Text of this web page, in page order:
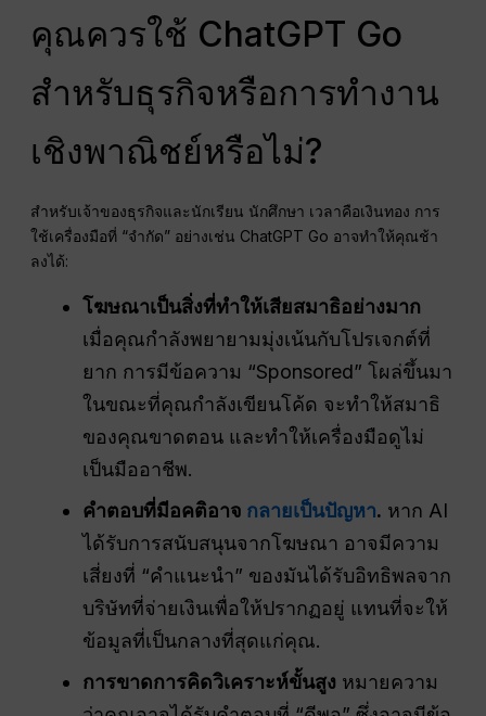
คุณควรใช้ ChatGPT Go
สำหรับธุรกิจหรือการทำงาน
เชิงพาณิชย์หรือไม่?
สำหรับเจ้าของธุรกิจและนักเรียน นักศึกษา เวลาคือเงินทอง การ
ใช้เครื่องมือที่ “จำกัด” อย่างเช่น ChatGPT Go อาจทำให้คุณช้า
ลงได้:
โฆษณาเป็นสิ่งที่ทำให้เสียสมาธิอย่างมาก
เมื่อคุณกำลังพยายามมุ่งเน้นกับโปรเจกต์ที่
ยาก การมีข้อความ “Sponsored” โผล่ขึ้นมา
ในขณะที่คุณกำลังเขียนโค้ด จะทำให้สมาธิ
ของคุณขาดตอน และทำให้เครื่องมือดูไม่
เป็นมืออาชีพ.
คำตอบที่มีอคติอาจ กลายเป็นปัญหา. หาก AI
ได้รับการสนับสนุนจากโฆษณา อาจมีความ
เสี่ยงที่ “คำแนะนำ” ของมันได้รับอิทธิพลจาก
บริษัทที่จ่ายเงินเพื่อให้ปรากฏอยู่ แทนที่จะให้
ข้อมูลที่เป็นกลางที่สุดแก่คุณ.
การขาดการคิดวิเคราะห์ขั้นสูง หมายความ